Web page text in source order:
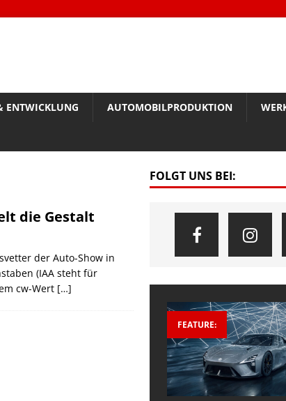
ENTWICKLUNG AUTOMOBILPRODUKTION
die Gestalt
der Auto-Show in
(IAA steht für
cw-Wert […]
FOLGT UNS BEI:
FEATURE: